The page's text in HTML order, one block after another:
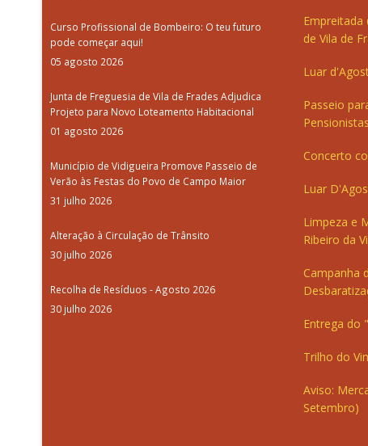
Curso Profissional de Bombeiro: O teu futuro
pode começar aqui!
05 agosto 2026
Junta de Freguesia de Vila de Frades Adjudica
Projeto para Novo Loteamento Habitacional
01 agosto 2026
Município de Vidigueira Promove Passeio de
Verão às Festas do Povo de Campo Maior
31 julho 2026
Alteração à Circulação de Trânsito
30 julho 2026
Recolha de Resíduos - Agosto 2026
30 julho 2026
Empreitada
de Vila de
Luar
Passeio
Concerto
Luar
Limpeza e
Ribeiro da
Campanha
Entrega do
Trilho do
Aviso:
Setembro)